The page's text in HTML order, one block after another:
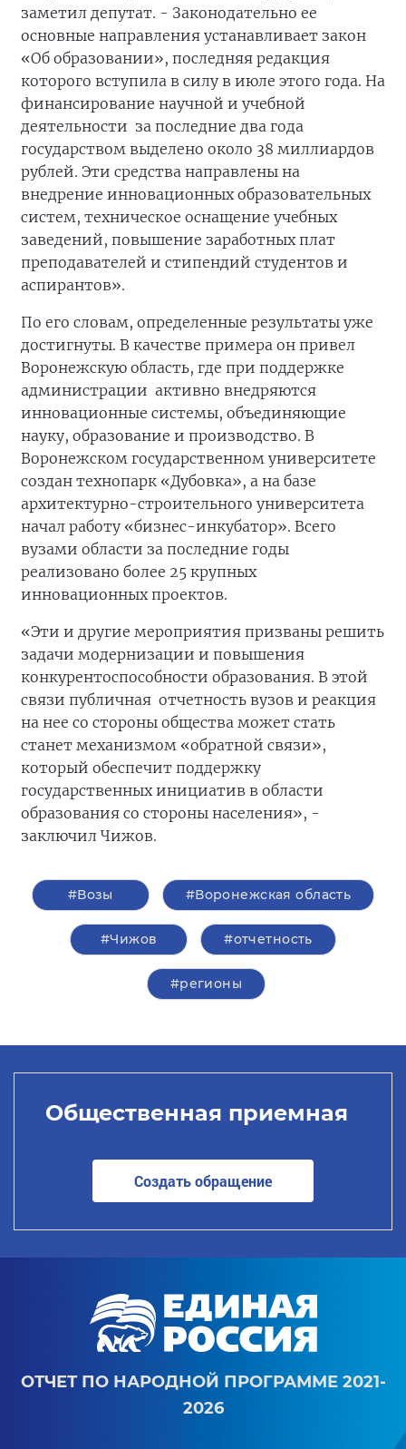
заметил депутат. - Законодательно ее
основные направления устанавливает закон
«Об образовании», последняя редакция
которого вступила в силу в июле этого года. На
финансирование научной и учебной
деятельности за последние два года
государством выделено около 38 миллиардов
рублей. Эти средства направлены на
внедрение инновационных образовательных
систем, техническое оснащение учебных
заведений, повышение заработных плат
преподавателей и стипендий студентов и
аспирантов».
По его словам, определенные результаты уже
достигнуты. В качестве примера он привел
Воронежскую область, где при поддержке
администрации активно внедряются
инновационные системы, объединяющие
науку, образование и производство. В
Воронежском государственном университете
создан технопарк «Дубовка», а на базе
архитектурно-строительного университета
начал работу «бизнес-инкубатор». Всего
вузами области за последние годы
реализовано более 25 крупных
инновационных проектов.
«Эти и другие мероприятия призваны решить
задачи модернизации и повышения
конкурентоспособности образования. В этой
связи публичная отчетность вузов и реакция
на нее со стороны общества может стать
станет механизмом «обратной связи»,
который обеспечит поддержку
государственных инициатив в области
образования со стороны населения», -
заключил Чижов.
#Возы #Воронежская область
#Чижов #отчетность
#регионы
Общественная приемная
Создать обращение
ОТЧЕТ ПО НАРОДНОЙ ПРОГРАММЕ 2021-
2026